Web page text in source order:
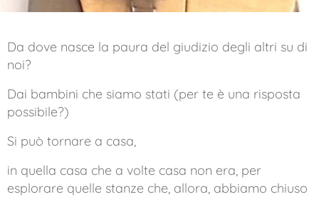
Da dove nasce la paura del giudizio degli altri su di
noi?
Dai bambini che siamo stati (per te è una risposta
possibile?)
Si può tornare a casa,
in quella casa che a volte casa non era, per
esplorare quelle stanze che, allora, abbiamo chiuso